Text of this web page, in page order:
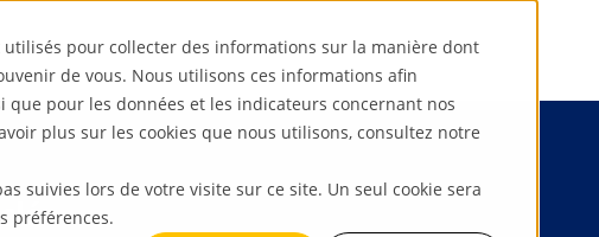
utilisés pour collecter des informations sur la manière dont
de vous. Nous utilisons ces informations afin
pour les données et les indicateurs concernant nos
plus sur les cookies que nous utilisons, consultez notre
suivies lors de votre visite sur ce site. Un seul cookie sera
préférences.